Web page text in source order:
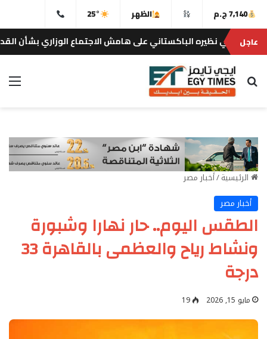
7,140 ج.م الظهر
25°
عاجلالباكستاني على هامش الاجتماع الوزاري بشأن القدس في عمّان
بحث عن
الرئيسية/أخبار مصر
أخبار مصر
الطقس اليوم.. حار نهارا وشبورة
ونشاط رياح والعظمى بالقاهرة 33
درجة
مايو 15, 2026 19